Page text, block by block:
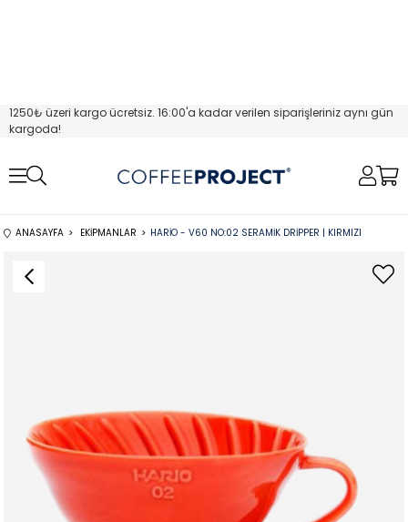
1250₺ üzeri kargo ücretsiz. 16:00'a kadar verilen siparişleriniz aynı gün
kargoda!
ANASAYFA EKIPMANLAR HARIO - V60 NO:02 SERAMIK DRIPPER | KIRMIZI